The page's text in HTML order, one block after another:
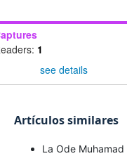
1
see details
Artículos similares
La Ode